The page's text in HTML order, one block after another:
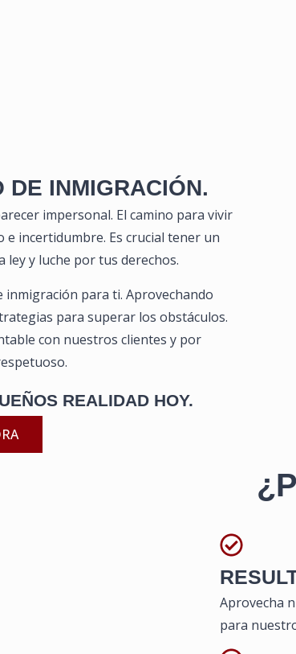
DE INMIGRACIÓN.
impersonal. El camino para vivir
incertidumbre. Es crucial tener un
ley y luche por tus derechos.
inmigración para ti. Aprovechando
para superar los obstáculos.
con nuestros clientes y por
REALIDAD HOY.
Aprovecha
para